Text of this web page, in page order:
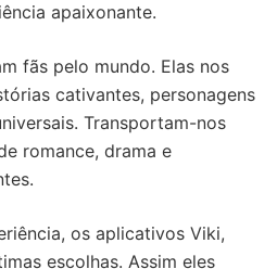
apaixonante.
fãs pelo mundo. Elas nos
cativantes, personagens
Transportam-nos
romance, drama e
os aplicativos Viki,
escolhas. Assim eles